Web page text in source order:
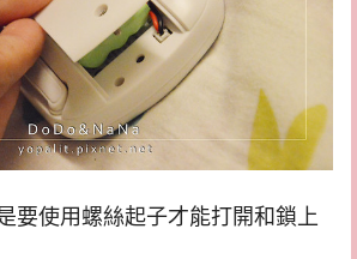
要使用螺絲起子才能打開和鎖上